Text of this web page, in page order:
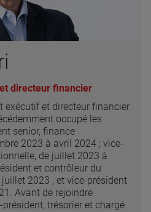
directeur financier
exécutif et directeur financier
occupé les
senior, finance
2023 à avril 2024 ; vice-
de juillet 2023 à
et contrôleur du
2023 ; et vice-président
Avant de rejoindre
trésorier et chargé